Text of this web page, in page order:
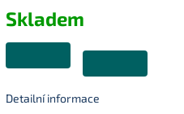
Skladem
Detailní informace